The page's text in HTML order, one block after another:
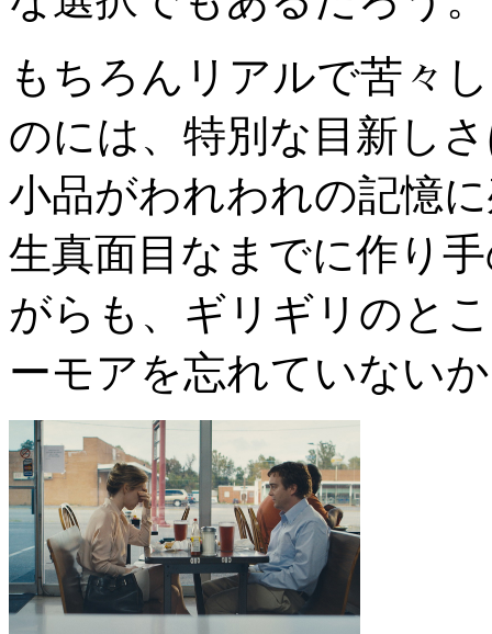
もちろんリアルで苦々
のには、特別な目新し
小品がわれわれの記憶
生真面目なまでに作り
がらも、ギリギリのと
ーモアを忘れていない